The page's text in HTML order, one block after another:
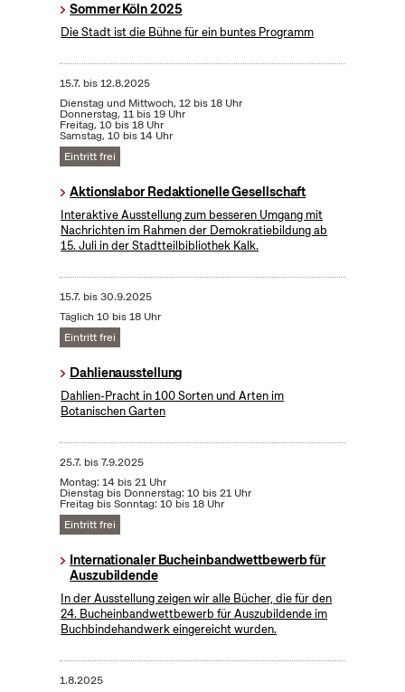
Sommer Köln 2025
Die Stadt ist die Bühne für ein buntes Programm
15.7. bis12.8.2025
Dienstag und Mittwoch, 12 bis 18 Uhr
Donnerstag, 11 bis 19 Uhr
Freitag, 10 bis 18 Uhr
Samstag, 10 bis 14 Uhr
Eintritt frei
Aktionslabor Redaktionelle Gesellschaft
Interaktive Ausstellung zum besseren Umgang mit
Nachrichten im Rahmen der Demokratiebildung ab
15. Juli in der Stadtteilbibliothek Kalk.
15.7. bis30.9.2025
Täglich 10 bis 18 Uhr
Eintritt frei
Dahlienausstellung
Dahlien-Pracht in 100 Sorten und Arten im
Botanischen Garten
25.7. bis7.9.2025
Montag: 14 bis 21 Uhr
Dienstag bis Donnerstag: 10 bis 21 Uhr
Freitag bis Sonntag: 10 bis 18 Uhr
Eintritt frei
Internationaler Bucheinbandwettbewerb für
Auszubildende
In der Ausstellung zeigen wir alle Bücher, die für den
24. Bucheinbandwettbewerb für Auszubildende im
Buchbindehandwerk eingereicht wurden.
1.8.2025